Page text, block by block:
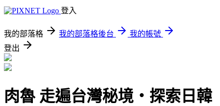
登入
我的部落格 我的部落格後台
我的帳號
登出
肉魯 走遍台灣秘境・探索日韓